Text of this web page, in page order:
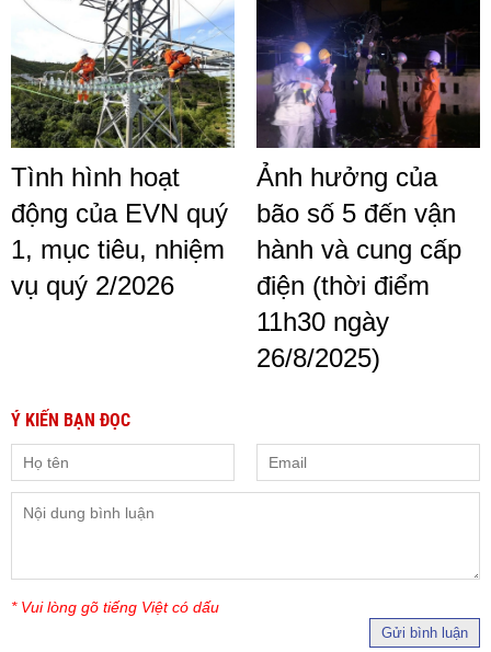
Tình hình hoạt
động của EVN quý
1, mục tiêu, nhiệm
vụ quý 2/2026
Ảnh hưởng của
bão số 5 đến vận
hành và cung cấp
điện (thời điểm
11h30 ngày
26/8/2025)
Ý KIẾN BẠN ĐỌC
* Vui lòng gõ tiếng Việt có dấu
Gửi bình luận